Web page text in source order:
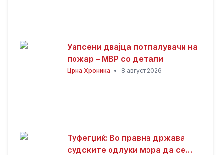
Уапсени двајца потпалувачи на
пожар – МВР со детали
Црна Хроника • 8 август 2026
Туфегџиќ: Во правна држава
судските одлуки мора да се